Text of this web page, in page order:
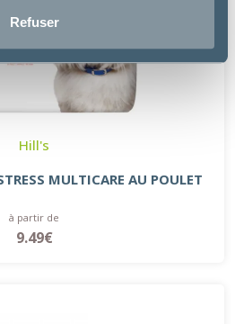
Refuser
Hill's
MULTICARE AU POULET
à partir de
9.49€